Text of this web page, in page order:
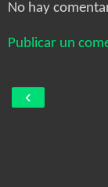
No hay
Publicar un
‹